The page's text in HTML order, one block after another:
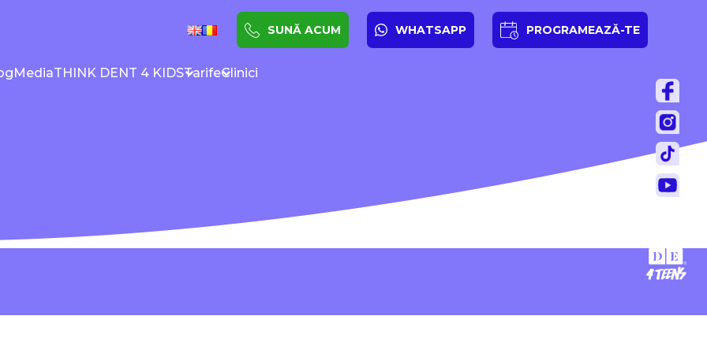
SUNĂ ACUM WHATSAPP PROGRAMEAZĂ-TE
MediaTHINK DENT 4 KIDSTarifeClinici